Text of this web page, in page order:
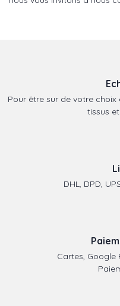
Pour être sur de votre
tissus
DHL, DPD,
Cartes, Google